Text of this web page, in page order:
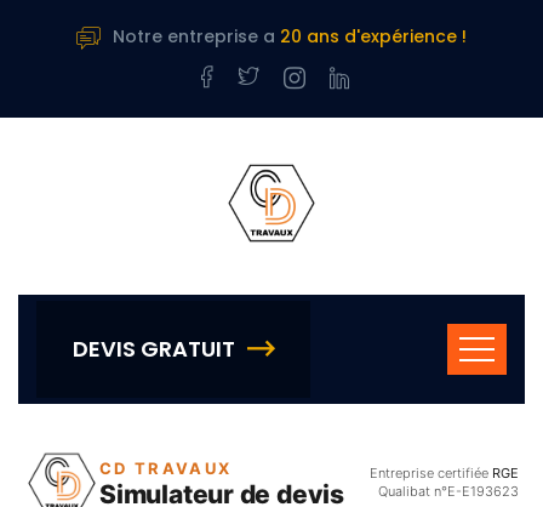
Notre entreprise a 20 ans d'expérience !
DEVIS GRATUIT
CD TRAVAUX
Simulateur de devis
Entreprise certifiée RGE
Qualibat n°E-E193623